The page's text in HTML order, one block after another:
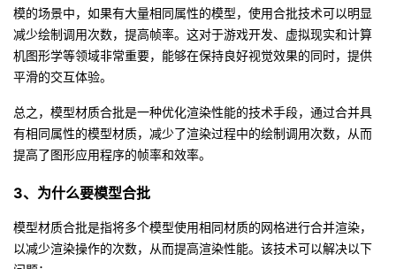
程
认
证
的
实
验
我
的
收
藏
支
持
声
建
议
模的场景中，如果有大量相同属性的模型，使用合批技术可以明显
减少绘制调用次数，提高帧率。这对于游戏开发、虚拟现实和计算
机图形学等领域非常重要，能够在保持良好视觉效果的同时，提供
平滑的交互体验。
总之，模型材质合批是一种优化渲染性能的技术手段，通过合并具
有相同属性的模型材质，减少了渲染过程中的绘制调用次数，从而
提高了图形应用程序的帧率和效率。
3、为什么要模型合批
模型材质合批是指将多个模型使用相同材质的网格进行合并渲染，
以减少渲染操作的次数，从而提高渲染性能。该技术可以解决以下